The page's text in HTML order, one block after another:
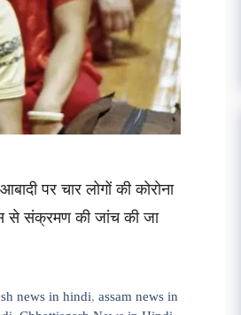
पर चार लोगों की कोरोना
से संक्रमण की जांच की जा
news in hindi,assam news in